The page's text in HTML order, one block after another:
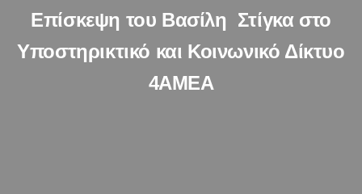
Επίσκεψη του Βασίλη Στίγκα στο
Υποστηρικτικό και Κοινωνικό Δίκτυο
4ΑΜΕΑ